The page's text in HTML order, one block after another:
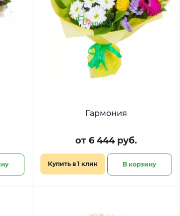
Гармония
от 6 444 руб.
Купить в 1 клик В корзину